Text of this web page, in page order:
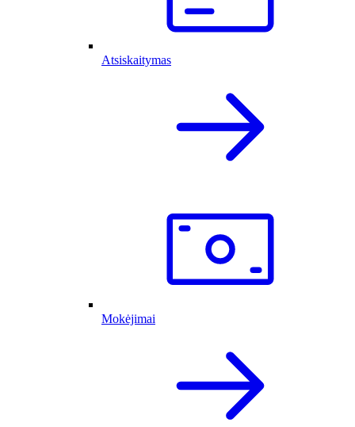
Atsiskaitymas
Mokėjimai